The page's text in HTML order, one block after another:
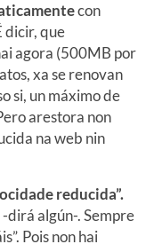
con
dicir, que
agora (500MB por
xa se renovan
si, un máximo de
arestora non
na web nin
reducida”.
dirá algún-. Sempre
Pois non hai